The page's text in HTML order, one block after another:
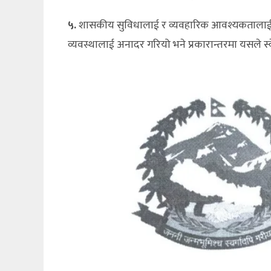
५.शासकीय सुविधालाई र व्यवहारिक आवश्यकतालाई
व्यवस्थालाई अनादर गरियो भने प्रकारान्तरमा यसले